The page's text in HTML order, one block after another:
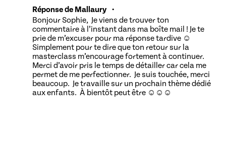
Réponse de Mallaury
•
Bonjour Sophie, Je viens de trouver ton
commentaire à l’instant dans ma boîte mail ! Je te
prie de m’excuser pour ma réponse tardive ☺️
Simplement pour te dire que ton retour sur la
masterclass m’encourage fortement à continuer.
Merci d’avoir pris le temps de détailler car cela me
permet de me perfectionner. Je suis touchée, merci
beaucoup. Je travaille sur un prochain thème dédié
aux enfants. À bientôt peut être ☺️☺️☺️